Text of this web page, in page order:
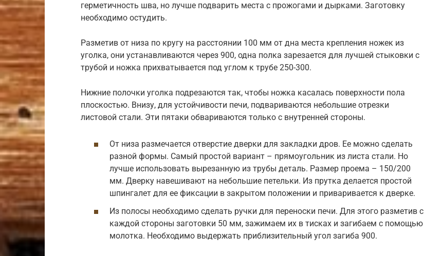
герметичность шва, но лучше подварить места с прожогами и дырками. Заготовку
необходимо остудить.
Разметив от низа по кругу на расстоянии 100 мм от дна места крепления ножек из
уголка, они устанавливаются через 900, одна полка зарезается для лучшей стыковки с
трубой и ножка прихватывается под углом к трубе 250-300.
Нижние полочки уголка подрезаются так, чтобы ножка касалась поверхности пола
плоскостью. Внизу, для устойчивости печи, подвариваются небольшие отрезки
листовой стали. Эти пятаки обвариваются только с внутренней стороны.
От низа размечается отверстие дверки для закладки дров. Ее можно сделать
разной формы. Самый простой вариант – прямоугольник из листа стали. Но
лучше использовать вырезанную из трубы деталь. Размер проема – 150/200
мм. Дверку навешивают на небольшие петельки. Из прутка делается простой
шпингалет для ее фиксации в закрытом положении и приваривается к дверке.
Из полосы необходимо сделать ручки для переноски печи. Для этого разметив с
каждой стороны заготовки 50 мм, зажимаем их в тисках и загибаем с помощью
молотка. Необходимо выдержать приблизительный угол загиба 900.